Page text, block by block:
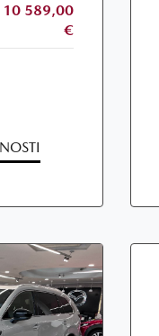
10 589,00
€